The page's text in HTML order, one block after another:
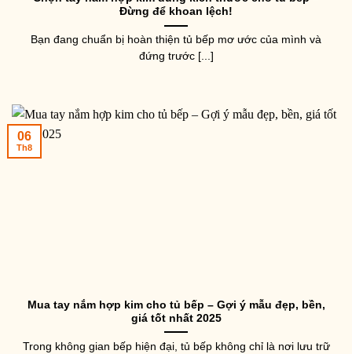
Đừng để khoan lệch!
Bạn đang chuẩn bị hoàn thiện tủ bếp mơ ước của mình và
đứng trước [...]
Mua tay nắm hợp kim cho tủ bếp – Gợi ý mẫu đẹp, bền,
giá tốt nhất 2025
Trong không gian bếp hiện đại, tủ bếp không chỉ là nơi lưu trữ
06
Th8